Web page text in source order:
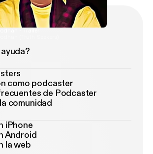
- Trailer
como podcaster
de Podcaster
comunidad
iPhone
Android
la web